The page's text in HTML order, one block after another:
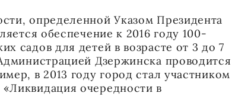
определенной Указом Президента
обеспечение к 2016 году 100-
садов для детей в возрасте от 3 до 7
Дзержинска проводится
в 2013 году город стал участником
очередности в